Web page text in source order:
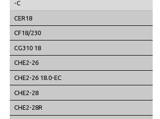
-C
CER18
CF18/230
CG310 18
CHE2-26
CHE2-26 18.0-EC
CHE2-28
CHE2-28R